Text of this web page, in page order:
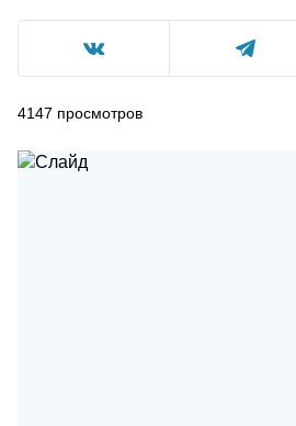
4147 просмотров